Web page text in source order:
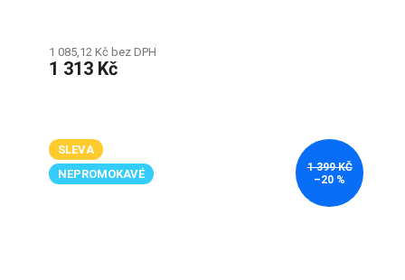
1 085,12 Kč bez DPH
1 313 Kč
SLEVA
NEPROMOKAVÉ
1 399 KČ
–20 %